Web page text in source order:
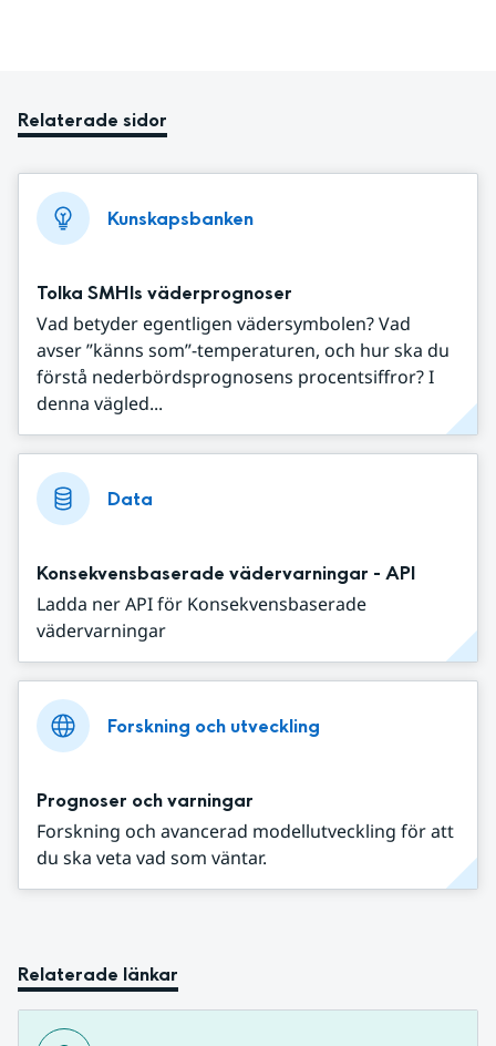
Relaterade sidor
Kunskapsbanken
Tolka SMHIs väderprognoser
Vad betyder egentligen vädersymbolen? Vad
avser ”känns som”-temperaturen, och hur ska du
förstå nederbördsprognosens procentsiffror? I
denna vägled...
Data
Konsekvensbaserade vädervarningar - API
Ladda ner API för Konsekvensbaserade
vädervarningar
Forskning och utveckling
Prognoser och varningar
Forskning och avancerad modellutveckling för att
du ska veta vad som väntar.
Relaterade länkar